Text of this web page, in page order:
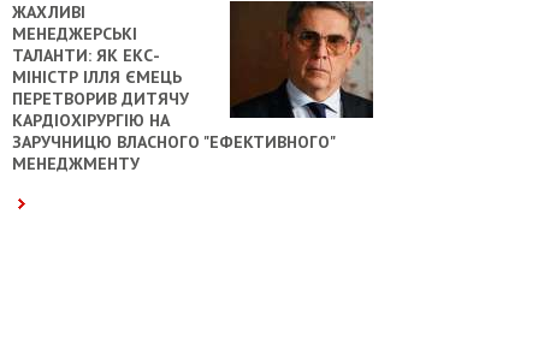
ЖАХЛИВІ
МЕНЕДЖЕРСЬКІ
ТАЛАНТИ: ЯК ЕКС-
МІНІСТР ІЛЛЯ ЄМЕЦЬ
ПЕРЕТВОРИВ ДИТЯЧУ
КАРДІОХІРУРГІЮ НА
ЗАРУЧНИЦЮ ВЛАСНОГО "ЕФЕКТИВНОГО"
МЕНЕДЖМЕНТУ